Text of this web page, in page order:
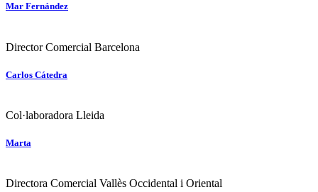
Mar Fernández
Director Comercial Barcelona
Carlos Cátedra
Col·laboradora Lleida
Marta
Directora Comercial Vallès Occidental i Oriental